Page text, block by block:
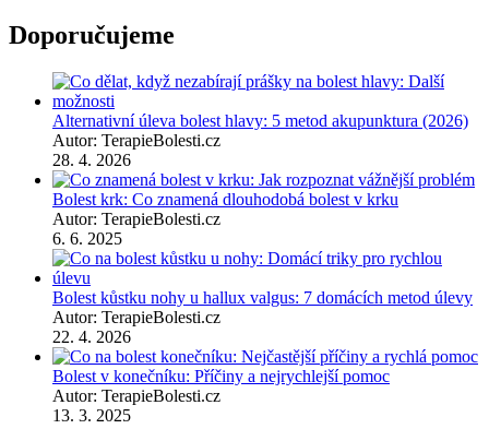
Doporučujeme
Alternativní úleva bolest hlavy: 5 metod akupunktura (2026)
Autor: TerapieBolesti.cz
28. 4. 2026
Bolest krk: Co znamená dlouhodobá bolest v krku
Autor: TerapieBolesti.cz
6. 6. 2025
Bolest kůstku nohy u hallux valgus: 7 domácích metod úlevy
Autor: TerapieBolesti.cz
22. 4. 2026
Bolest v konečníku: Příčiny a nejrychlejší pomoc
Autor: TerapieBolesti.cz
13. 3. 2025